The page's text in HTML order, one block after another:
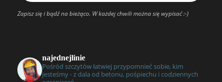
Zapisz się i bądź na bieżąco. W każdej chwili można się wypisać :-)
najednejlinie
Pośród szczytów łatwiej przypomnieć sobie, kim
jesteśmy - z dala od betonu, pośpiechu i codziennych